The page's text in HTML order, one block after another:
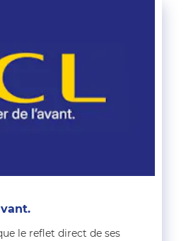
le reflet direct de ses